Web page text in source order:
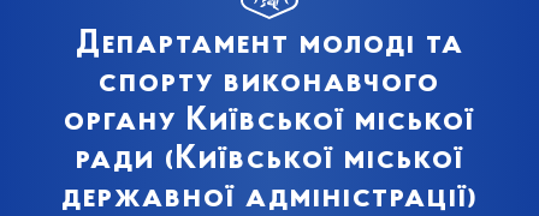
Департамент молоді та
спорту виконавчого
органу Київської міської
ради (Київської міської
державної адміністрації)